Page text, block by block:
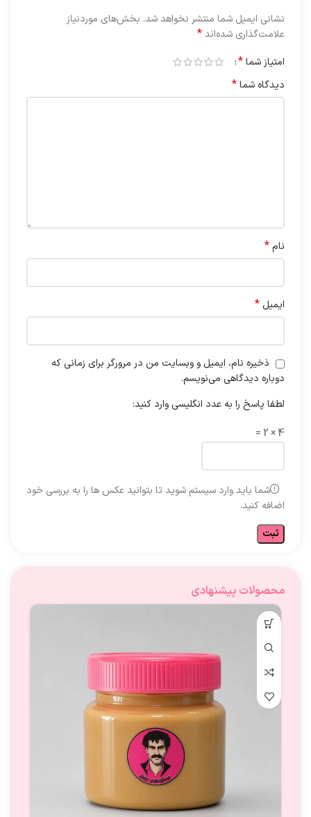
نشانی ایمیل شما منتشر نخواهد شد. بخش‌های موردنیاز
علامت‌گذاری شده‌اند*
امتیاز شما*
دیدگاه شما*
نام*
ایمیل *
ذخیره نام، ایمیل و وبسایت من در مرورگر برای زمانی که
دوباره دیدگاهی می‌نویسم.
لطفا پاسخ را به عدد انگلیسی وارد کنید:
4 × 2 =
شما باید وارد سیستم شوید تا بتوانید عکس ها را به بررسی خود
اضافه کنید.
محصولات پیشنهادی